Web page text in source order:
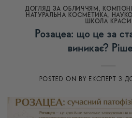
ДОГЛЯД ЗА ОБЛИЧЧЯМ ,
НАТУРАЛЬНА КОСМЕТИКА,
ШКОЛА КРАСИ
Розацеа: що це за
виникає?
POSTED ON BY ЕКСПЕРТ З